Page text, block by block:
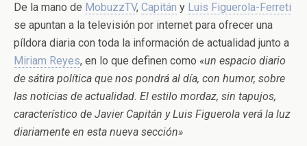
De la mano de MobuzzTV, Capitán y Luis Figuerola-Ferreti
se apuntan a la televisión por internet para ofrecer una
píldora diaria con toda la información de actualidad junto a
Miriam Reyes, en lo que definen como «un espacio diario
de sátira política que nos pondrá al día, con humor, sobre
las noticias de actualidad. El estilo mordaz, sin tapujos,
característico de Javier Capitán y Luis Figuerola verá la luz
diariamente en esta nueva sección»